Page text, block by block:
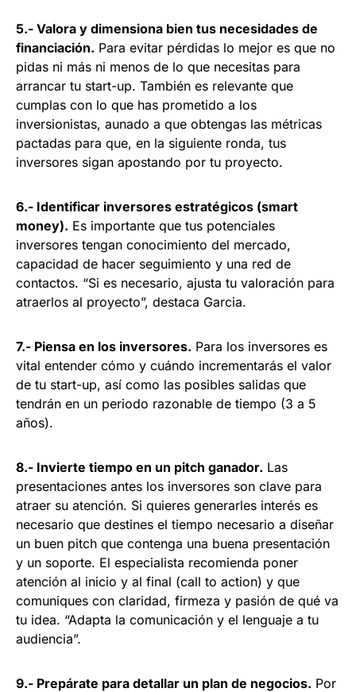
5.- Valora y dimensiona bien tus necesidades de
financiación. Para evitar pérdidas lo mejor es que no
pidas ni más ni menos de lo que necesitas para
arrancar tu start-up. También es relevante que
cumplas con lo que has prometido a los
inversionistas, aunado a que obtengas las métricas
pactadas para que, en la siguiente ronda, tus
inversores sigan apostando por tu proyecto.
6.- Identificar inversores estratégicos (smart
money). Es importante que tus potenciales
inversores tengan conocimiento del mercado,
capacidad de hacer seguimiento y una red de
contactos. “Si es necesario, ajusta tu valoración para
atraerlos al proyecto”, destaca Garcia.
7.- Piensa en los inversores. Para los inversores es
vital entender cómo y cuándo incrementarás el valor
de tu start-up, así como las posibles salidas que
tendrán en un periodo razonable de tiempo (3 a 5
años).
8.- Invierte tiempo en un pitch ganador. Las
presentaciones antes los inversores son clave para
atraer su atención. Si quieres generarles interés es
necesario que destines el tiempo necesario a diseñar
un buen pitch que contenga una buena presentación
y un soporte. El especialista recomienda poner
atención al inicio y al final (call to action) y que
comuniques con claridad, firmeza y pasión de qué va
tu idea. “Adapta la comunicación y el lenguaje a tu
audiencia”.
9.- Prepárate para detallar un plan de negocios. Por